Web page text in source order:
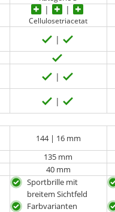
Cellulosetriacetat
144 | 16 mm
135 mm
40 mm
Sportbrille mit
breitem Sichtfeld
Farbvarianten